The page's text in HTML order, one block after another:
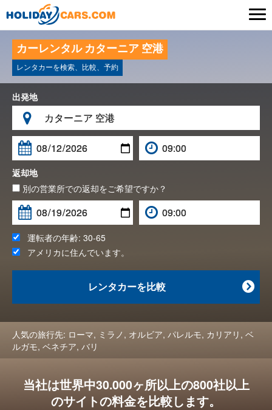
カーレンタル カターニア 空港
レンタカーを検索、比較、予約
出発地


返却地
別の営業所での返却をご希望ですか？
運転者の年齢: 30-65
アメリカに住んでいます。

レンタカーを比較
人気の旅行先: ローマ, ミラノ , オルビア, パレルモ, カリアリ , ベ
ルガモ, ベネチア, バリ
当社は世界中30.000ヶ所以上の800社以上
のサイトの料金を比較します。